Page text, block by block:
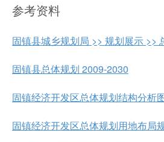
参考资料
固镇县城乡规划局 >> 规划展示 >>
固镇县总体规划 2009-2030
固镇经济开发区总体规划结构分析
固镇经济开发区总体规划用地布局